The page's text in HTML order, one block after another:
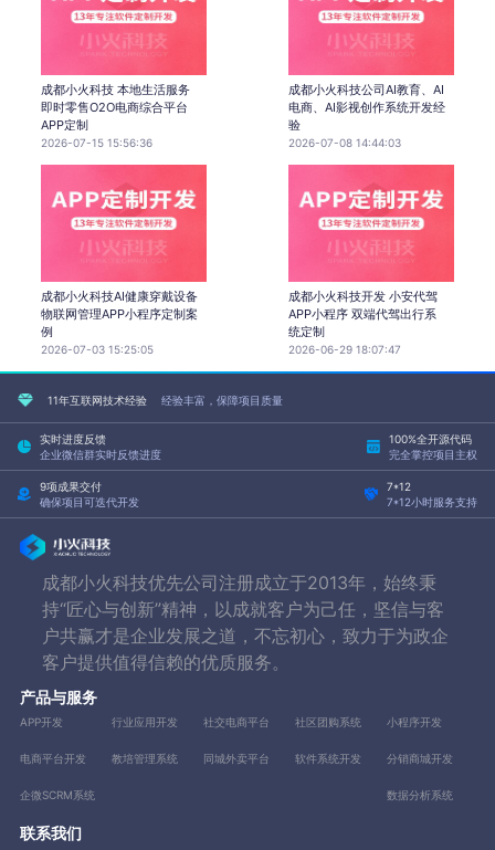
成都小火科技 本地生活服务
即时零售O2O电商综合平台
APP定制
2026-07-15 15:56:36
成都小火科技公司AI教育、AI
电商、AI影视创作系统开发经
验
2026-07-08 14:44:03
成都小火科技AI健康穿戴设备
物联网管理APP小程序定制案
例
2026-07-03 15:25:05
成都小火科技开发 小安代驾
APP小程序 双端代驾出行系
统定制
2026-06-29 18:07:47
11年互联网技术经验 经验丰富，保障项目质量
实时进度反馈
企业微信群实时反馈进度
100%全开源代码
完全掌控项目主权
9项成果交付
确保项目可迭代开发
7*12
7*12小时服务支持
成都小火科技优先公司注册成立于2013年，始终秉
持“匠心与创新”精神，以成就客户为己任，坚信与客
户共赢才是企业发展之道，不忘初心，致力于为政企
客户提供值得信赖的优质服务。
产品与服务
APP开发 行业应用开发 社交电商平台 社区团购系统 小程序开发
电商平台开发 教培管理系统 同城外卖平台 软件系统开发 分销商城开发
企微SCRM系统 数据分析系统
联系我们